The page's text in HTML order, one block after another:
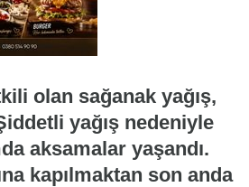
olan sağanak yağış,
yağış nedeniyle
aksamalar yaşandı.
kapılmaktan son anda